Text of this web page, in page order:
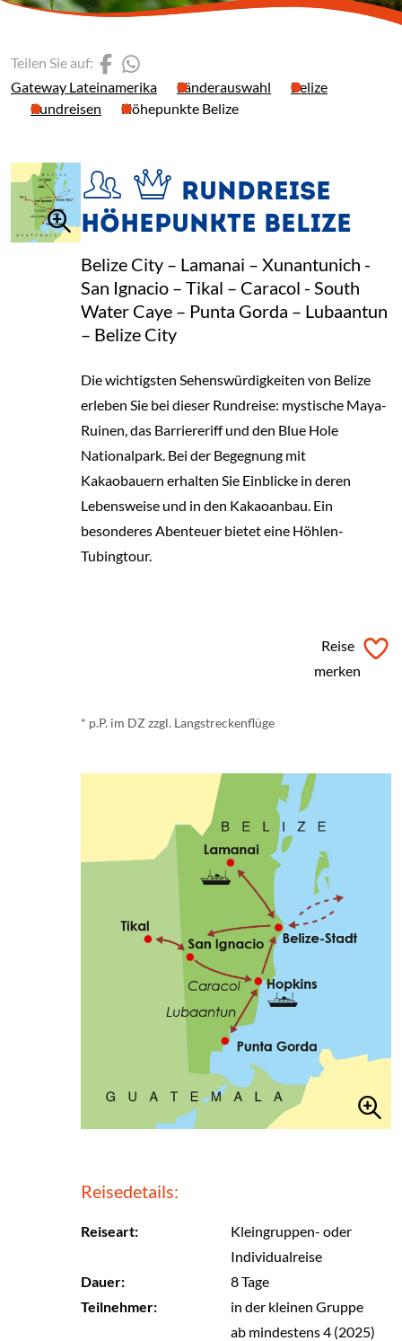
Gateway Lateinamerika Länderauswahl
Belize
Rundreisen
Höhepunkte Belize
Teilen Sie auf: (Link öffnet einen neuen
RUNDREISE
HÖHEPUNKTE BELIZE
Belize City – Lamanai – Xunantunich -
San Ignacio – Tikal – Caracol - South
Water Caye – Punta Gorda – Lubaantun
– Belize City
Die wichtigsten Sehenswürdigkeiten von Belize
erleben Sie bei dieser Rundreise: mystische Maya-
Ruinen, das Barriereriff und den Blue Hole
Nationalpark. Bei der Begegnung mit
Kakaobauern erhalten Sie Einblicke in deren
Lebensweise und in den Kakaoanbau. Ein
besonderes Abenteuer bietet eine Höhlen-
Tubingtour.
Reise
merken
* p.P. im DZ zzgl. Langstreckenflüge
Reisedetails:
Reiseart:
Kleingruppen- oder
Individualreise
Dauer:
8 Tage
Teilnehmer:
in der kleinen Gruppe
ab mindestens 4 (2025)